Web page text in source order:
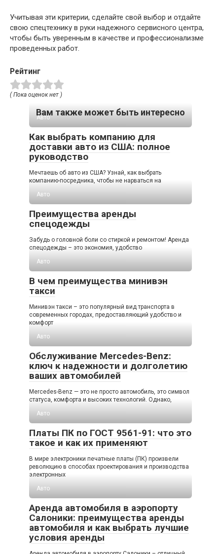
Учитывая эти критерии, сделайте свой выбор и отдайте
свою спецтехнику в руки надежного сервисного центра,
чтобы быть уверенным в качестве и профессионализме
проведенных работ.
Рейтинг
( Пока оценок нет )
Вам также может быть интересно
Авто
Как выбрать компанию для
доставки авто из США: полное
руководство
Мечтаешь об авто из США? Узнай, как выбрать
компанию-посредника, чтобы не нарваться на
Авто
Преимущества аренды
спецодежды
Забудь о головной боли со стиркой и ремонтом! Аренда
спецодежды – это экономия, удобство
Авто
В чем преимущества минивэн
такси
Минивэн такси – это популярный вид транспорта в
современных городах, предоставляющий удобство и
комфорт
Авто
Обслуживание Mercedes-Benz:
ключ к надежности и долголетию
ваших автомобилей
Mercedes-Benz — это не просто автомобиль, это символ
статуса, комфорта и высоких технологий. Однако,
Авто
Платы ПК по ГОСТ 9561-91: что это
такое и как их применяют
В мире электроники печатные платы (ПК) произвели
революцию в способах проектирования и производства
электронных
Авто
Аренда автомобиля в аэропорту
Салоники: преимущества аренды
автомобиля и как выбрать лучшие
условия аренды